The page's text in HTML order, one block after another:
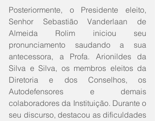
Posteriormente, o Presidente eleito,
Senhor Sebastião Vanderlaan de
Almeida Rolim iniciou seu
pronunciamento saudando a sua
antecessora, a Profa. Arionildes da
Silva e Silva, os membros eleitos da
Diretoria e dos Conselhos, os
Autodefensores e demais
colaboradores da Instituição. Durante o
seu discurso, destacou as dificuldades